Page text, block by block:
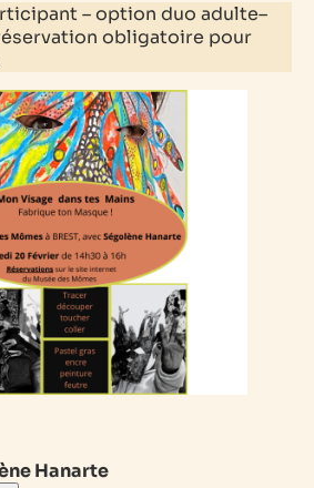
–option duo adulte–
obligatoire pour
Hanarte